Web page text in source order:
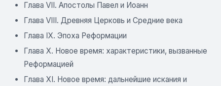
Глава VII. Апостолы Павел и Иоанн
Глава VIII. Древняя Церковь и Средние века
Глава IX. Эпоха Реформации
Глава X. Новое время: характеристики, вызванные
Реформацией
Глава XI. Новое время: дальнейшие искания и